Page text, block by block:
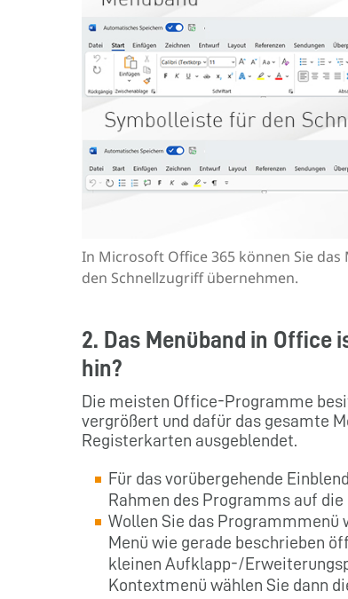
In Microsoft Office 365 können Sie
den Schnellzugriff übernehmen.
2. Das Menüband in Office
hin?
Die meisten Office-Programme
vergrößert und dafür das gesamte
Registerkarten ausgeblendet.
Für das vorübergehende
Rahmen des Programms auf
Wollen Sie das Programmmenü
Menü wie gerade beschrieben
kleinen Aufklapp-/
Kontextmenü wählen Sie dann